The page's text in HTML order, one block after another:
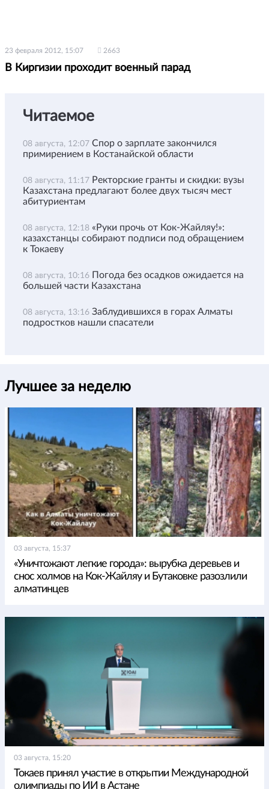
23 февраля 2012, 15:07 2663
В Киргизии проходит военный парад
Читаемое
08 августа, 12:07 Спор о зарплате закончился
примирением в Костанайской области
08 августа, 11:17 Ректорские гранты и скидки: вузы
Казахстана предлагают более двух тысяч мест
абитуриентам
08 августа, 12:18 «Руки прочь от Кок-Жайляу!»:
казахстанцы собирают подписи под обращением
к Токаеву
08 августа, 10:16 Погода без осадков ожидается на
большей части Казахстана
08 августа, 13:16 Заблудившихся в горах Алматы
подростков нашли спасатели
Лучшее за неделю
03 августа, 15:37
«Уничтожают легкие города»: вырубка деревьев и
снос холмов на Кок-Жайляу и Бутаковке разозлили
алматинцев
03 августа, 15:20
Токаев принял участие в открытии Международной
олимпиады по ИИ в Астане